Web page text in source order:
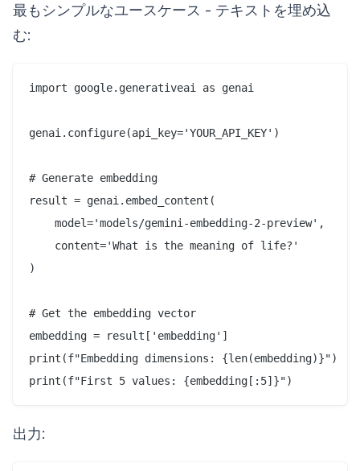
最もシンプルなユースケース - テキストを埋め込
む:
import google.generativeai as genai
genai.configure(api_key='YOUR_API_KEY')
# Generate embedding
result = genai.embed_content(
    model='models/gemini-embedding-2-preview',
    content='What is the meaning of life?'
)
# Get the embedding vector
embedding = result['embedding']
print(f"Embedding dimensions: {len(embedding)}")
出力: